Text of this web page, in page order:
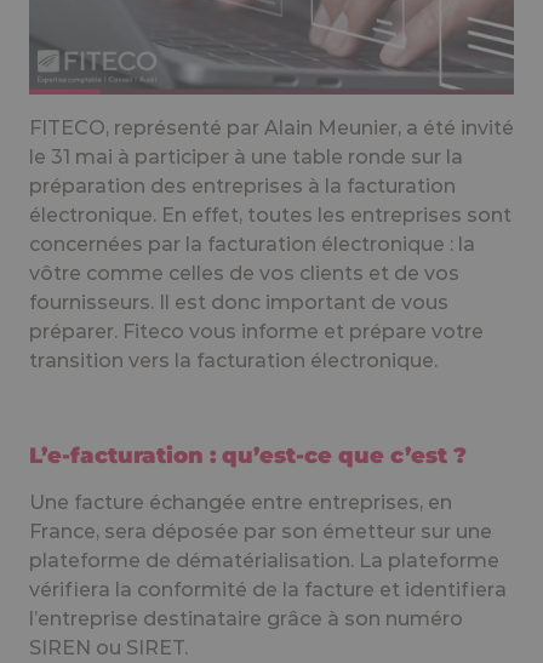
FITECO, représenté par Alain Meunier, a été invité
le 31 mai à participer à une table ronde sur la
préparation des entreprises à la facturation
électronique. En effet, toutes les entreprises sont
concernées par la facturation électronique : la
vôtre comme celles de vos clients et de vos
fournisseurs. Il est donc important de vous
préparer. Fiteco vous informe et prépare votre
transition vers la facturation électronique.
L’e-facturation : qu’est-ce que c’est ?
Une facture échangée entre entreprises, en
France, sera déposée par son émetteur sur une
plateforme de dématérialisation. La plateforme
vérifiera la conformité de la facture et identifiera
l’entreprise destinataire grâce à son numéro
SIREN ou SIRET.